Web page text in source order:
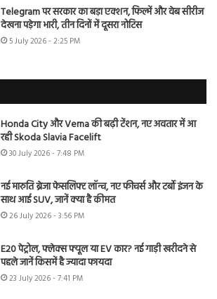
Telegram पर सरकार का बड़ा एक्शन, फिल्में और वेब सीरीज
देखना पड़ेगा भारी, तीन दिनों में दूसरा नोटिस
5 July 2026 - 2:25 PM
Honda City और Verna की बढ़ी टेंशन, नए अवतार में आ
रही Skoda Slavia Facelift
30 July 2026 - 7:48 PM
नई मारुति ब्रेजा फेसलिफ्ट लॉन्च, नए फीचर्स और टर्बो इंजन के
साथ आई SUV, जानें क्या है कीमत
26 July 2026 - 3:56 PM
E20 पेट्रोल, फ्लेक्स फ्यूल या EV कार? नई गाड़ी खरीदने से
पहले जानें किसमें है ज्यादा फायदा
23 July 2026 - 7:41 PM